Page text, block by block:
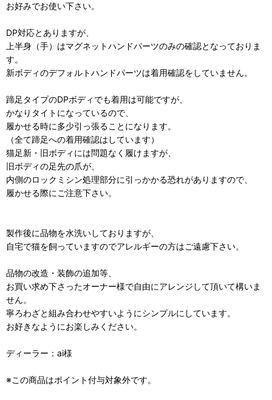
お好みでお使い下さい。
DP対応とありますが、
上半身（手）はマグネットハンドパーツのみの確認となっておりま
す。
新ボディのデフォルトハンドパーツは着用確認をしていません。
蹄足タイプのDPボディでも着用は可能ですが、
かなりタイトになっているので、
履かせる時に多少引っ張ることになります。
（全て蹄足への着用確認はしています）
猫足新・旧ボディには問題なく履けますが、
旧ボディの足先の爪が、
内側のロックミシン処理部分に引っかかる恐れがありますので、
履かせる際にご注意下さい。
製作後に品物を水洗いしておりますが、
自宅で猫を飼っていますのでアレルギーの方はご遠慮下さい。
品物の改造・装飾の追加等、
お買い求め下さったオーナー様で自由にアレンジして頂いて構いま
せん。
寧ろわざと組み合わせやすいようにシンプルにしています。
お好きなようにお楽しみください。
ディーラー：ai様
※この商品はポイント付与対象外です。